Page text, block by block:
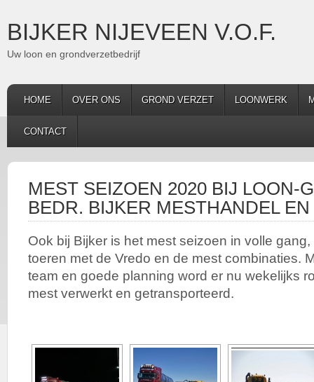
BIJKER NIJEVEEN V.O.F.
Uw loon en grondverzetbedrijf
HOME OVER ONS GROND VERZET LOONWERK
CONTACT
MEST SEIZOEN 2020 BIJ LOON-
BEDR. BIJKER MESTHANDEL
Ook bij Bijker is het mest seizoen in volle
toeren met de Vredo en de mest combinaties.
team en goede planning word er nu wekelijks
mest verwerkt en getransporteerd.